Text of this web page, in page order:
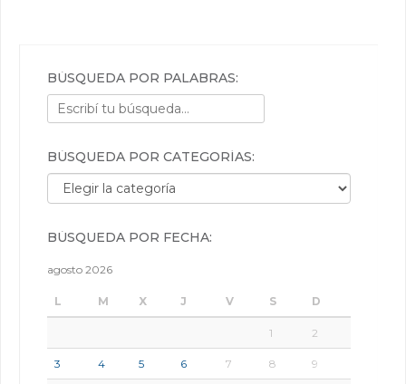
BÚSQUEDA POR PALABRAS:
BÚSQUEDA POR CATEGORÍAS:
Búsqueda por categorías:
BÚSQUEDA POR FECHA:
agosto 2026
L M X J V S D
1 2
3 4 5 6 7 8 9